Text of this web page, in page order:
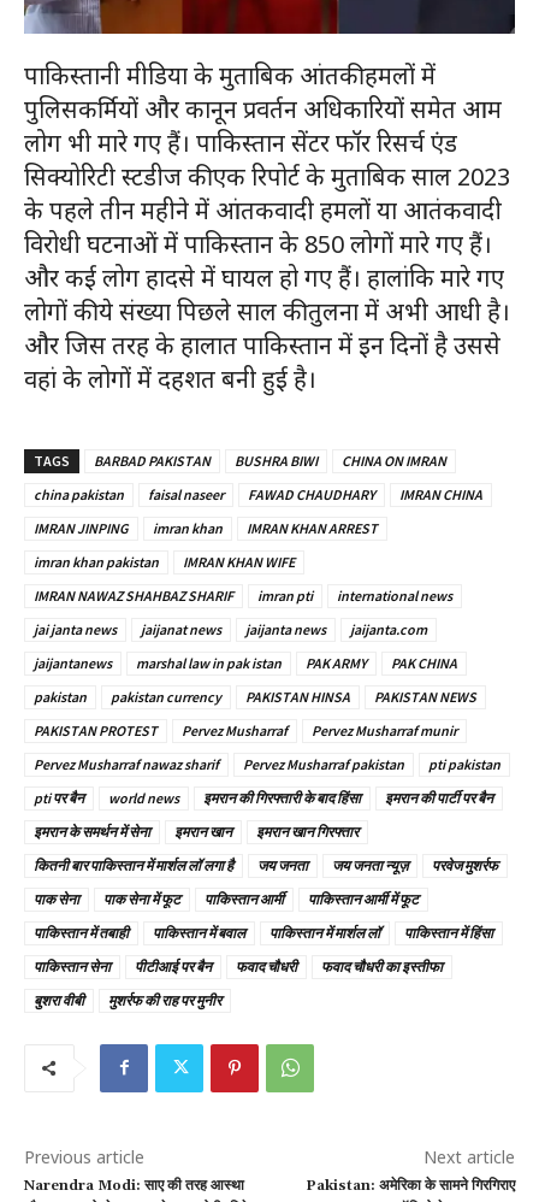
पाकिस्तानी मीडिया के मुताबिक आंतकी हमलों में
पुलिसकर्मियों और कानून प्रवर्तन अधिकारियों समेत आम
लोग भी मारे गए हैं। पाकिस्तान सेंटर फॉर रिसर्च एंड
सिक्योरिटी स्टडीज की एक रिपोर्ट के मुताबिक साल 2023
के पहले तीन महीने में आंतकवादी हमलों या आतंकवादी
विरोधी घटनाओं में पाकिस्तान के 850 लोगों मारे गए हैं।
और कई लोग हादसे में घायल हो गए हैं। हालांकि मारे गए
लोगों की ये संख्या पिछले साल की तुलना में अभी आधी है।
और जिस तरह के हालात पाकिस्तान में इन दिनों है उससे
वहां के लोगों में दहशत बनी हुई है।
TAGS BARBAD PAKISTAN BUSHRA BIWI
CHINA ON IMRAN
china pakistan
faisal naseer FAWAD CHAUDHARY
IMRAN CHINA
IMRAN JINPING
imran khan
IMRAN KHAN ARREST
imran khan pakistan
IMRAN KHAN WIFE
IMRAN NAWAZ SHAHBAZ SHARIF
imran pti
international news
jai janta news
jaijanat news jaijanta news
jaijanta.com
jaijantanews
marshal law in pak istan PAK ARMY
PAK CHINA
pakistan
pakistan currency PAKISTAN HINSA
PAKISTAN NEWS
PAKISTAN PROTEST
Pervez Musharraf
Pervez Musharraf munir
Pervez Musharraf nawaz sharif
Pervez Musharraf pakistan
pti pakistan
pti पर बैन
world news इमरान की गिरफ्तारी के बाद हिंसा
इमरान की पार्टी पर बैन
इमरान के समर्थन में सेना
इमरान खान
इमरान खान गिरफ्तार
कितनी बार पाकिस्तान में मार्शल लॉ लगा है
जय जनता जय जनता न्यूज़
परवेज मुशर्रफ
पाक सेना
पाक सेना में फूट पाकिस्तान आर्मी
पाकिस्तान आर्मी में फूट
पाकिस्तान में तबाही
पाकिस्तान में बवाल पाकिस्तान में मार्शल लॉ
पाकिस्तान में हिंसा
पाकिस्तान सेना
पीटीआई पर बैन फवाद चौधरी
फवाद चौधरी का इस्तीफा
बुशरा वीबी
मुशर्रफ की राह पर मुनीर
Previous article
Narendra Modi: साए की तरह आस्था
Next article
Pakistan: अमेरिका के सामने गिरगिराए